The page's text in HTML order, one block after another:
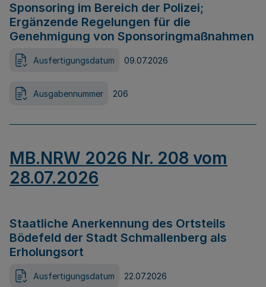
Sponsoring im Bereich der Polizei;
Ergänzende Regelungen für die
Genehmigung von Sponsoringmaßnahmen
Ausfertigungsdatum 09.07.2026
Ausgabennummer 206
MB.NRW 2026 Nr. 208 vom
28.07.2026
Staatliche Anerkennung des Ortsteils
Bödefeld der Stadt Schmallenberg als
Erholungsort
Ausfertigungsdatum 22.07.2026